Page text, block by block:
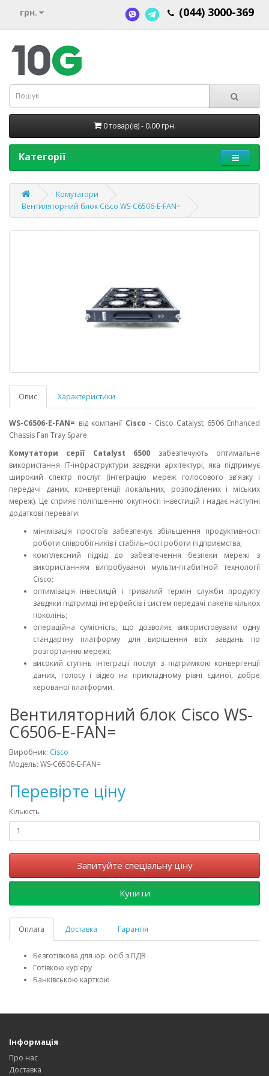
грн. (044) 3000-369
0 товар(ів) - 0.00 грн.
Категорії
Комутатори
Вентиляторний блок Cisco WS-C6506-E-FAN=
Опис Характеристики
WS-C6506-E-FAN= від компанії Cisco - Cisco Catalyst 6506 Enhanced
Chassis Fan Tray Spare.
Комутатори серії Catalyst 6500 забезпечують оптимальне
використання ІТ-інфраструктури завдяки архітектурі, яка підтримує
широкий спектр послуг (інтеграцію мереж голосового зв'язку і
передачі даних, конвергенції локальних, розподілених і міських
мереж). Це сприяє поліпшенню окупності інвестицій і надає наступні
додаткові переваги:
мінімізація простоїв забезпечує збільшення продуктивності
роботи співробітників і стабільності роботи підприємства;
комплексний підхід до забезпечення безпеки мережі з
використанням випробуваної мульти-гігабитной технології
Cisco;
оптимізація інвестицій і тривалий термін служби продукту
завдяки підтримці інтерфейсів і систем передачі пакетів кількох
поколінь;
операційна сумісність, що дозволяє використовувати одну
стандартну платформу для вирішення всіх завдань по
розгортанню мережі;
високий ступінь інтеграції послуг з підтримкою конвергенції
даних, голосу і відео на прикладному рівні єдиної, добре
керованої платформи.
Вентиляторний блок Cisco WS-
C6506-E-FAN=
Виробник: Cisco
Модель: WS-C6506-E-FAN=
Перевірте ціну
Кількість
Запитуйте спеціальну ціну
Купити
Оплата Доставка Гарантія
Безготівкова для юр. осіб з ПДВ
Готівкою кур'єру
Банківською карткою
Інформація
Про нас
Доставка